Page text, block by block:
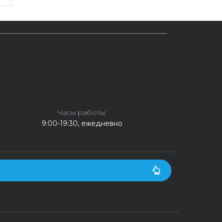
Часы работы:
9:00-19:30, ежедневно